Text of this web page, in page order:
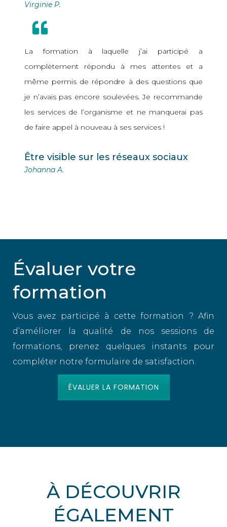
Virginie P.
La formation à laquelle j’ai participé a
complètement répondu à mes attentes et a
même permis de répondre à des questions que
je n’avais pas encore soulevées. Je recommande
les services de l’organisme et ne manquerai pas
de faire appel à nouveau à ses services !
Être visible sur les réseaux sociaux
Johanna A.
Évaluer votre
formation
Vous avez participé à cette formation ? Afin
d’améliorer la qualité de nos sessions de
formations, prenez quelques instants pour
compléter notre formulaire de satisfaction.
ÉVALUER LA FORMATION
À DÉCOUVRIR
ÉGALEMENT